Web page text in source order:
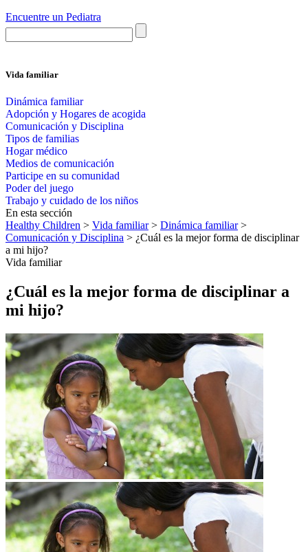
Encuentre un Pediatra
Vida familiar
Dinámica familiar
Adopción y Hogares de acogida
Comunicación y Disciplina
Tipos de familias
Hogar médico
Medios de comunicación
Participe en su comunidad
Poder del juego
Trabajo y cuidado de los niños
En esta sección
Healthy Children > Vida familiar> Dinámica familiar>
Comunicación y Disciplina > ¿Cuál es la mejor forma de disciplinar
a mi hijo?
Vida familiar
¿Cuál es la mejor forma de disciplinar a
mi hijo?